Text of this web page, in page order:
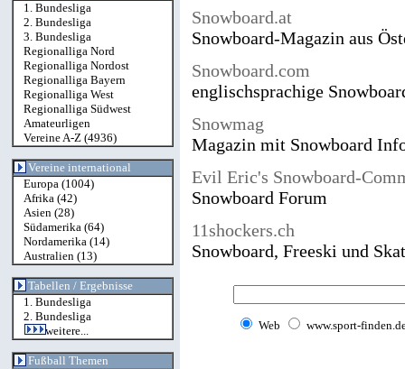
1. Bundesliga
2. Bundesliga
3. Bundesliga
Regionalliga Nord
Regionalliga Nordost
Regionalliga Bayern
Regionalliga West
Regionalliga Südwest
Amateurligen
Vereine A-Z(4936)
Vereine international
Europa (1004)
Afrika (42)
Asien (28)
Südamerika (64)
Nordamerika (14)
Australien (13)
Tabellen / Ergebnisse
1. Bundesliga
2. Bundesliga
weitere...
Fußball Themen
Snowboard.at
Snowboard-Magazin aus
Snowboard.com
englischsprachige
Snowmag
Magazin mit Snowboard
Evil Eric's Snowboard-
Snowboard Forum
11shockers.ch
Snowboard, Freeski und
Web www.sport-